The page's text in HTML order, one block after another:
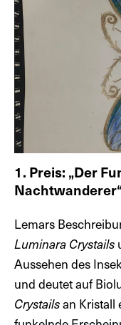
1. Preis: „Der
Lemars
Luminara Crystails
Aussehen des
und deutet auf
Crystailsan Kristall